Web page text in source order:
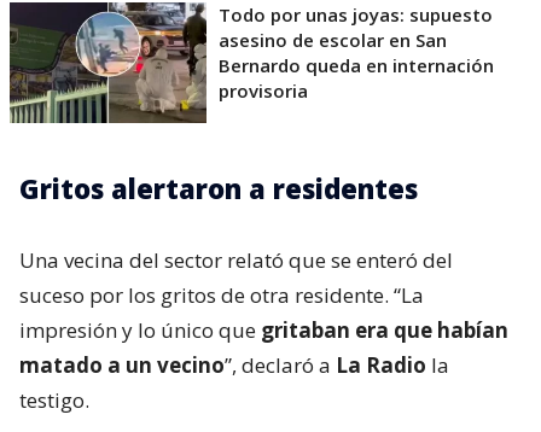
Todo por unas joyas: supuesto
asesino de escolar en San
Bernardo queda en internación
provisoria
Gritos alertaron a residentes
Una vecina del sector relató que se enteró del
suceso por los gritos de otra residente. “La
impresión y lo único que gritaban era que habían
matado a un vecino”, declaró a La Radio la
testigo.